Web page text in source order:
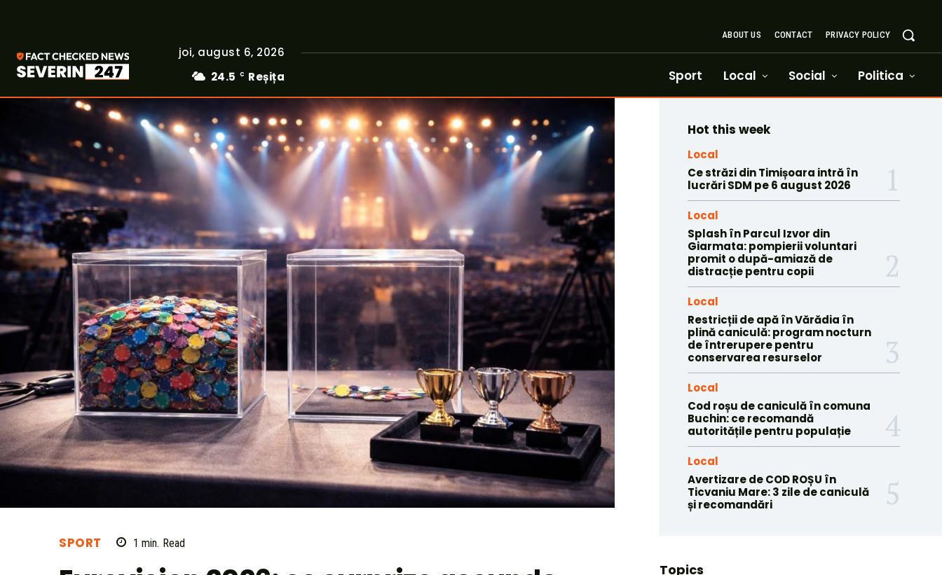
joi, august 6, 2026
24.5
C Reșița
ABOUT US CONTACT PRIVACY POLICY
Sport Local Social Politica
SPORT 1 min. Read
Hot this week
Local
Ce străzi din Timișoara intră în
lucrări SDM pe 6 august 2026
Local
Splash în Parcul Izvor din
Giarmata: pompierii voluntari
promit o după-amiază de
distracție pentru copii
Local
Restricții de apă în Vărădia în
plină caniculă: program nocturn
de întrerupere pentru
conservarea resurselor
Local
Cod roșu de caniculă în comuna
Buchin: ce recomandă
autoritățile pentru populație
Local
Avertizare de COD ROȘU în
Ticvaniu Mare: 3 zile de caniculă
și recomandări
Topics